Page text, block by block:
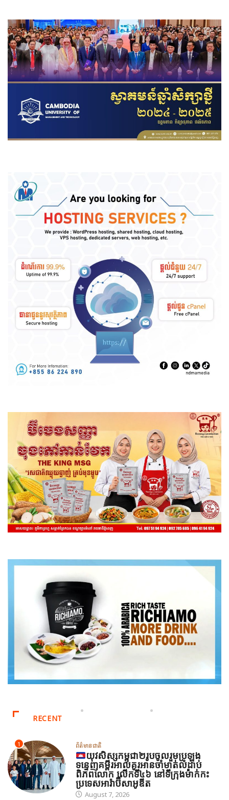
RECENT
1 ព័ត៌មានជាតិ
យុវសិស្សកម្ពុជា២រូបចូលរួមប្រឡង
ទន្ទេញគម្ពីរអាល់គូរអានចាំមាត់លំដាប់
ពិភពលោក លើកទី៤៦ នៅទីក្រុងម៉ាក់កះ
ប្រទេសអារ៉ាប៊ីសាអូឌីត
August 7, 2026